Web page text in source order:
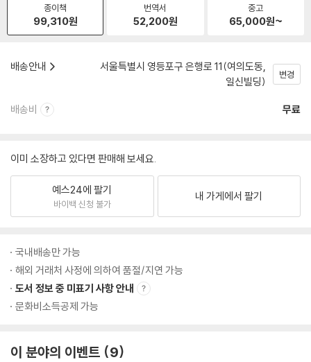
종이책
99,310원
번역서
52,200원
중고
65,000원~
배송안내
서울특별시 영등포구 은행로 11(여의도동,
일신빌딩)
변경
배송비 무료
이미 소장하고 있다면 판매해 보세요.
예스24에 팔기
바이백 신청 불가
내 가게에서 팔기
국내배송만 가능
해외 거래처 사정에 의하여 품절/지연 가능
도서 정보 중 미표기 사항 안내
문화비소득공제 가능
이 분야의 이벤트 9